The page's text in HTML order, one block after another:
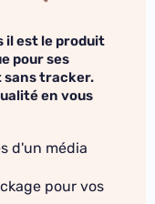
il est le produit
pour ses
sans tracker.
en vous
d'un média
pour vos